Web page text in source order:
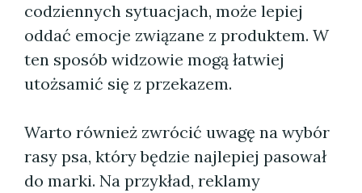
codziennych sytuacjach, może lepiej
oddać emocje związane z produktem. W
ten sposób widzowie mogą łatwiej
utożsamić się z przekazem.
Warto również zwrócić uwagę na wybór
rasy psa, który będzie najlepiej pasował
do marki. Na przykład, reklamy